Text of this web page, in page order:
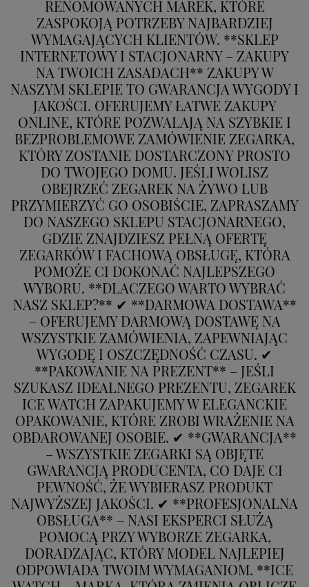
RENOMOWANYCH MAREK, KTÓRE
ZASPOKOJĄ POTRZEBY NAJBARDZIEJ
WYMAGAJĄCYCH KLIENTÓW. **SKLEP
INTERNETOWY I STACJONARNY – ZAKUPY
NA TWOICH ZASADACH** ZAKUPY W
NASZYM SKLEPIE TO GWARANCJA WYGODY I
JAKOŚCI. OFERUJEMY ŁATWE ZAKUPY
ONLINE, KTÓRE POZWALAJĄ NA SZYBKIE I
BEZPROBLEMOWE ZAMÓWIENIE ZEGARKA,
KTÓRY ZOSTANIE DOSTARCZONY PROSTO
DO TWOJEGO DOMU. JEŚLI WOLISZ
OBEJRZEĆ ZEGAREK NA ŻYWO LUB
PRZYMIERZYĆ GO OSOBIŚCIE, ZAPRASZAMY
DO NASZEGO SKLEPU STACJONARNEGO,
GDZIE ZNAJDZIESZ PEŁNĄ OFERTĘ
ZEGARKÓW I FACHOWĄ OBSŁUGĘ, KTÓRA
POMOŻE CI DOKONAĆ NAJLEPSZEGO
WYBORU. **DLACZEGO WARTO WYBRAĆ
NASZ SKLEP?** ✔ **DARMOWA DOSTAWA**
– OFERUJEMY DARMOWĄ DOSTAWĘ NA
WSZYSTKIE ZAMÓWIENIA, ZAPEWNIAJĄC
WYGODĘ I OSZCZĘDNOŚĆ CZASU. ✔
**PAKOWANIE NA PREZENT** – JEŚLI
SZUKASZ IDEALNEGO PREZENTU, ZEGAREK
ICE WATCH ZAPAKUJEMY W ELEGANCKIE
OPAKOWANIE, KTÓRE ZROBI WRAŻENIE NA
OBDAROWANEJ OSOBIE. ✔ **GWARANCJA**
– WSZYSTKIE ZEGARKI SĄ OBJĘTE
GWARANCJĄ PRODUCENTA, CO DAJE CI
PEWNOŚĆ, ŻE WYBIERASZ PRODUKT
NAJWYŻSZEJ JAKOŚCI. ✔ **PROFESJONALNA
OBSŁUGA** – NASI EKSPERCI SŁUŻĄ
POMOCĄ PRZY WYBORZE ZEGARKA,
DORADZAJĄC, KTÓRY MODEL NAJLEPIEJ
ODPOWIADA TWOIM WYMAGANIOM. **ICE